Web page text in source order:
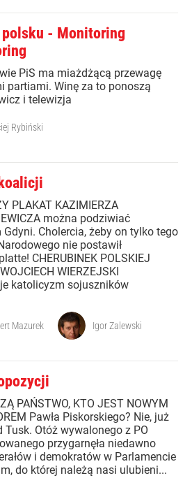
polsku - Monitoring
PiS ma miażdżącą przewagę
partiami. Winę za to ponoszą
i telewizja
Rybiński
PLAKAT KAZIMIERZA
można podziwiać
Gdyni. Cholercia, żeby on tylko tego
nie postawił
CHERUBINEK POLSKIEJ
WIERZEJSKI
katolicyzm sojuszników
Mazurek Igor Zalewski
PAŃSTWO, KTO JEST NOWYM
Pawła Piskorskiego? Nie, już
Tusk. Otóż wywalonego z PO
przygarnęła niedawno
i demokratów w Parlamencie
do której należą nasi ulubieni...